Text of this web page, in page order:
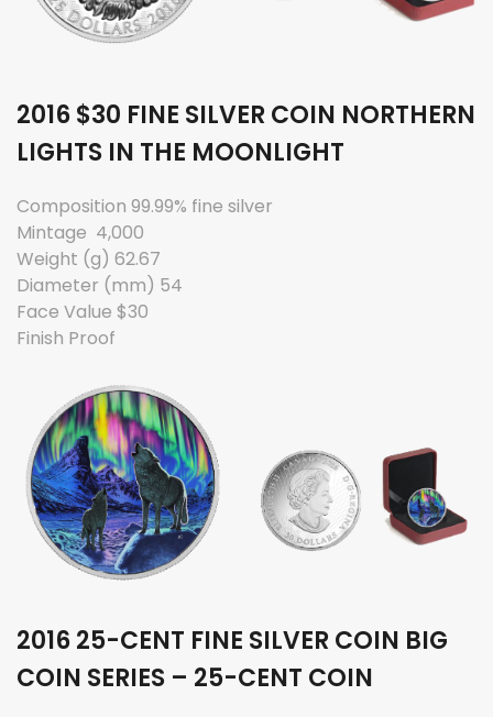
2016 $30 FINE SILVER COIN NORTHERN
LIGHTS IN THE MOONLIGHT
Composition 99.99% fine silver
Mintage 4,000
Weight (g) 62.67
Diameter (mm) 54
Face Value $30
Finish Proof
2016 25-CENT FINE SILVER COIN BIG
COIN SERIES – 25-CENT COIN